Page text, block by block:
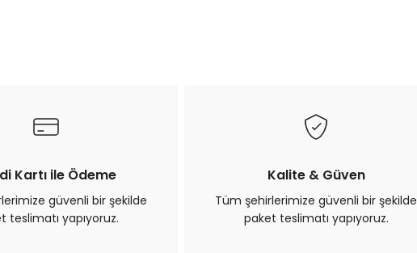
Kartı ile Ödeme
güvenli bir şekilde
teslimatı yapıyoruz.
Kalite & Güven
Tüm şehirlerimize güvenli bir şekilde
paket teslimatı yapıyoruz.